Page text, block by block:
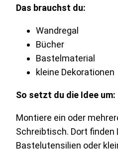
Das brauchst du:
Wandregal
Bücher
Bastelmaterial
kleine Dekorationen
So setzt du die Idee um:
Montiere ein oder
Schreibtisch. Dort finden
Bastelutensilien oder